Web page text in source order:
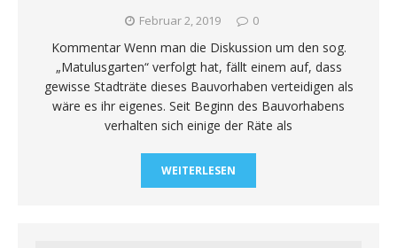
Februar 2, 2019 0
Kommentar Wenn man die Diskussion um den sog.
„Matulusgarten“ verfolgt hat, fällt einem auf, dass
gewisse Stadträte dieses Bauvorhaben verteidigen als
wäre es ihr eigenes. Seit Beginn des Bauvorhabens
verhalten sich einige der Räte als
WEITERLESEN